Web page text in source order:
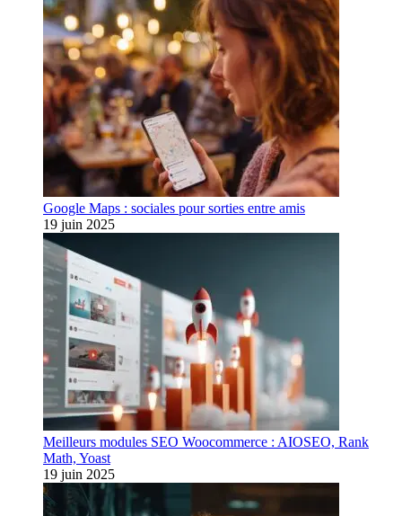
Google Maps : sociales pour sorties entre amis
19 juin 2025
Meilleurs modules SEO Woocommerce : AIOSEO, Rank
Math, Yoast
19 juin 2025